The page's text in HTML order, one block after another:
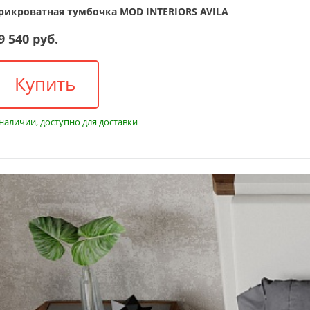
тумбочка MOD INTERIORS AVILA
540 руб.
Купить
доступно для доставки